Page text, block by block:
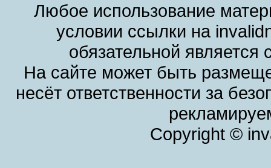
Любое использование
условии ссылки на
обязательной
На сайте может быть
несёт ответственности за
Copyright ©